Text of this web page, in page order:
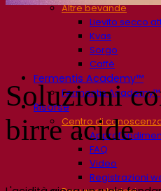
Altre bevande
Lievito secco
Kvas
Sorgo
Caffè
Fermentis Academy™
Fermentis Academy™
Risorse
Centro di
FAQ
Video
Registrazioni
Soluzioni
birre acide